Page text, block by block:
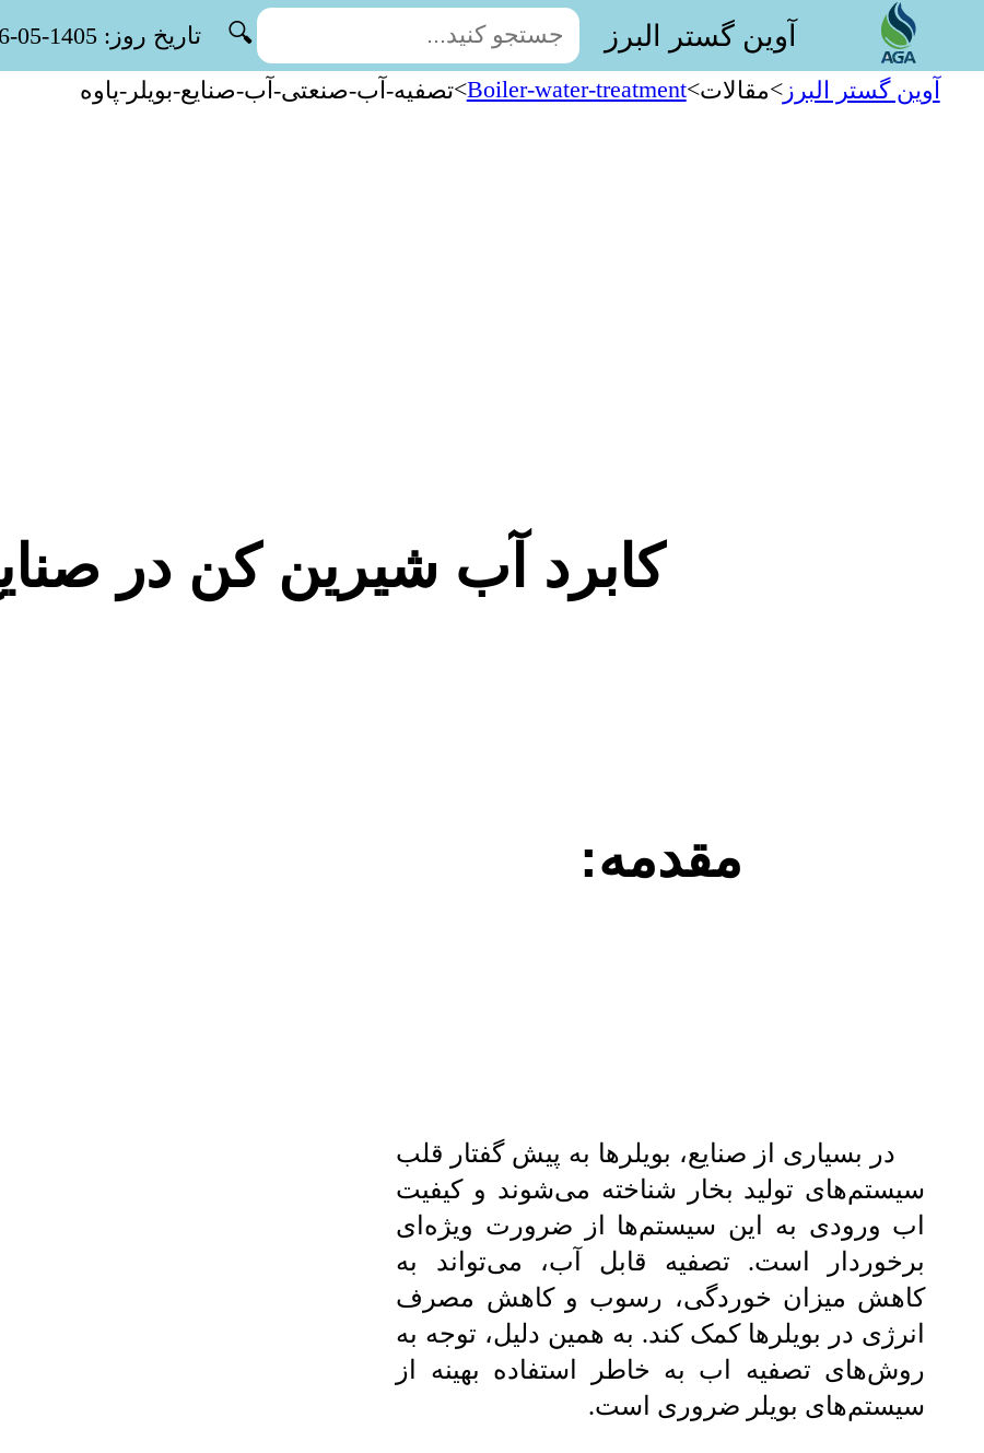
آوین گستر البرز 🔍 تاریخ روز: 1405-05-16
کابرد آب شیرین کن در
آوین گستر البرز>مقالات>
Boiler-water-treatment
>تصفیه-آب-صنعتی-آب-صنایع-بویلر-پاوه
مقدمه:
در بسیاری از صنایع، بویلرها به پیش گفتار قلب
سیستم‌های تولید بخار شناخته می‌شوند و کیفیت
اب ورودی به این سیستم‌ها از ضرورت ویژه‌ای
برخوردار است. تصفیه قابل آب، می‌تواند به
کاهش میزان خوردگی، رسوب و کاهش مصرف
انرژی در بویلرها کمک کند. به همین دلیل، توجه به
روش‌های تصفیه اب به خاطر استفاده بهینه از
سیستم‌های بویلر ضروری است.